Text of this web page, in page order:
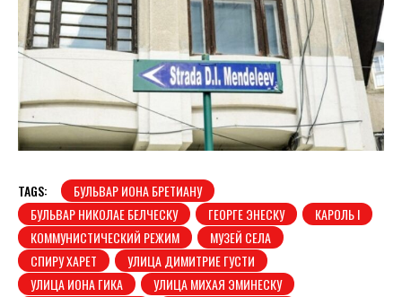
TAGS:
БУЛЬВАР ИОНА БРЕТИАНУ
БУЛЬВАР НИКОЛАЕ БЕЛЧЕСКУ
ГЕОРГЕ ЭНЕСКУ
КАРОЛЬ I
КОММУНИСТИЧЕСКИЙ РЕЖИМ
МУЗЕЙ СЕЛА
СПИРУ ХАРЕТ
УЛИЦА ДИМИТРИЕ ГУСТИ
УЛИЦА ИОНА ГИКА
УЛИЦА МИХАЯ ЭМИНЕСКУ